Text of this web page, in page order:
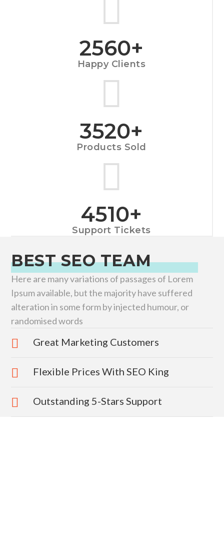
2560+
Happy Clients
3520+
Products Sold
4510+
Support Tickets
BEST SEO TEAM
Here are many variations of passages of Lorem
Ipsum available, but the majority have suffered
alteration in some form by injected humour, or
randomised words
Great Marketing Customers
Flexible Prices With SEO King
Outstanding 5-Stars Support